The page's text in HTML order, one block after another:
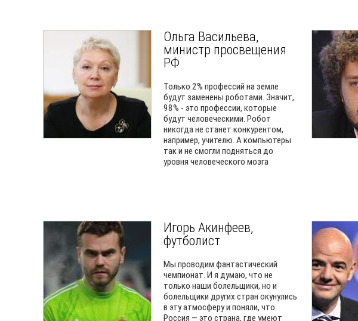
Ольга Васильева,
министр просвещения
РФ
Только 2% профессий на земле
будут заменены роботами. Значит,
98% - это профессии, которые
будут человеческими. Робот
никогда не станет конкурентом,
например, учителю. А компьютеры
так и не смогли подняться до
уровня человеческого мозга
Игорь Акинфеев,
футболист
Мы проводим фантастический
чемпионат. И я думаю, что не
только наши болельщики, но и
болельщики других стран окунулись
в эту атмосферу и поняли, что
Россия — это страна, где умеют